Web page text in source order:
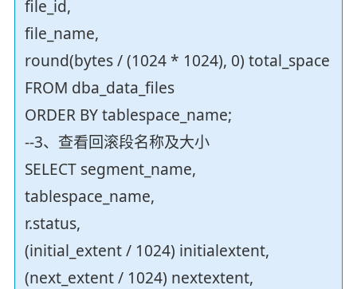
file_id,
file_name,
round(bytes / (1024 * 1024), 0) total_space
FROM dba_data_files
ORDER BY tablespace_name;
--3、查看回滚段名称及大小
SELECT segment_name,
tablespace_name,
r.status,
(initial_extent / 1024) initialextent,
(next_extent / 1024) nextextent,